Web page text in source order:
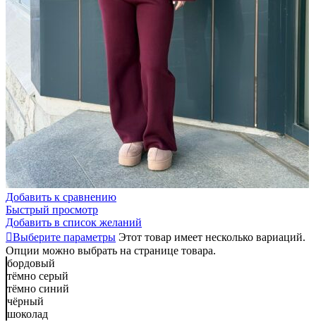
Добавить к сравнению
Быстрый просмотр
Добавить в список желаний
Выберите параметры Этот товар имеет несколько вариаций.
Опции можно выбрать на странице товара.
бордовый
тёмно серый
тёмно синий
чёрный
шоколад